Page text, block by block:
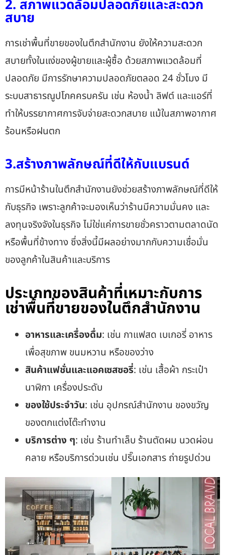
2. สภาพแวดล้อมปลอดภัยและสะดวก
สบาย
การเช่าพื้นที่ขายของในตึกสำนักงาน ยังให้ความสะดวก
สบายทั้งในแง่ของผู้ขายและผู้ซื้อ ด้วยสภาพแวดล้อมที่
ปลอดภัย มีการรักษาความปลอดภัยตลอด 24 ชั่วโมง มี
ระบบสาธารณูปโภคครบครัน เช่น ห้องน้ำ ลิฟต์ และแอร์ที่
ทำให้บรรยากาศการจับจ่ายสะดวกสบาย แม้ในสภาพอากาศ
ร้อนหรือฝนตก
3.สร้างภาพลักษณ์ที่ดีให้กับแบรนด์
การมีหน้าร้านในตึกสำนักงานยังช่วยสร้างภาพลักษณ์ที่ดีให้
กับธุรกิจ เพราะลูกค้าจะมองเห็นว่าร้านมีความมั่นคง และ
ลงทุนจริงจังในธุรกิจ ไม่ใช่แค่การขายชั่วคราวตามตลาดนัด
หรือพื้นที่ข้างทาง ซึ่งสิ่งนี้มีผลอย่างมากกับความเชื่อมั่น
ของลูกค้าในสินค้าและบริการ
ประเภทของสินค้าที่เหมาะกับการ
เช่าพื้นที่ขายของในตึกสำนักงาน
อาหารและเครื่องดื่ม: เช่น กาแฟสด เบเกอรี่ อาหาร
เพื่อสุขภาพ ขนมหวาน หรือของว่าง
สินค้าแฟชั่นและแอคเซสซอรี่: เช่น เสื้อผ้า กระเป๋า
นาฬิกา เครื่องประดับ
ของใช้ประจำวัน: เช่น อุปกรณ์สำนักงาน ของขวัญ
ของตกแต่งโต๊ะทำงาน
บริการต่าง ๆ: เช่น ร้านทำเล็บ ร้านตัดผม นวดผ่อน
คลาย หรือบริการด่วนเช่น ปริ๊นเอกสาร ถ่ายรูปด่วน